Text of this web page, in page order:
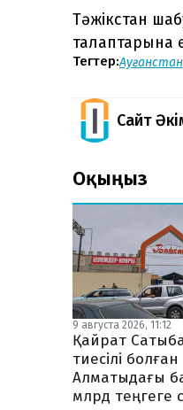
Тәжікстан
талаптарына
Тегтер:Ауғанстан
Сайт
Оқыңыз
9 августа 2026, 11:12
Қайрат
тиесілі болған
Алматыдағы
млрд теңгеге